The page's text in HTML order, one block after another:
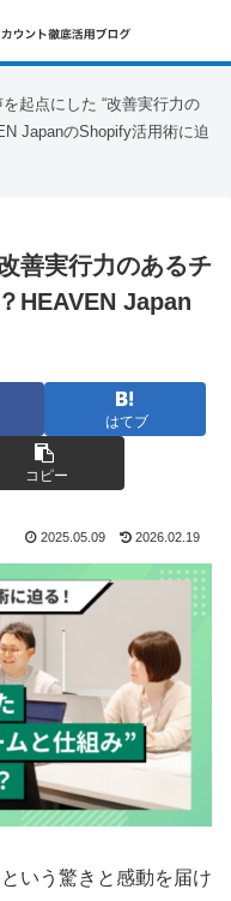
起点にした “改善実行力の
JapanのShopify活用術に迫
善実行力のあるチ
HEAVEN Japan
はてブ
コピー
2025.05.09 2026.02.19
いう驚きと感動を届け